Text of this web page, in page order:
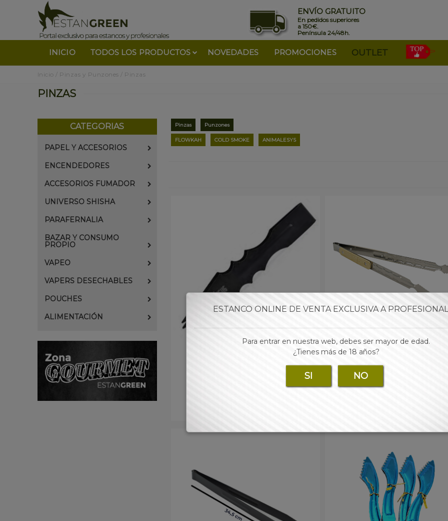
ENVÍO GRATUITO
En pedidos superiores
a 150€.
Península 24/48h.
INICIO TODOS LOS PRODUCTOS NOVEDADES PROMOCIONES OUTLET
Inicio Pinzas y Punzones Pinzas
PINZAS
CATEGORIAS
PAPEL Y ACCESORIOS
ENCENDEDORES
ACCESORIOS FUMADOR
UNIVERSO SHISHA
PARAFERNALIA
BAZAR Y CONSUMO
PROPIO
VAPEO
VAPERS DESECHABLES
POUCHES
ALIMENTACIÓN
Pinzas Punzones
FLOWKAH COLD SMOKE ANIMALESYS
PINZA METÁLICA ANIMALESYS
PINZA DE MADERA LARGA
- PNCAP00001 -
Para consultar los precios regístrate
ESTANCO ONLINE DE VENTA EXCLUSIVA A
Para entrar en nuestra web, debes ser mayor de edad.
¿Tienes más de 18 años?
SI NO